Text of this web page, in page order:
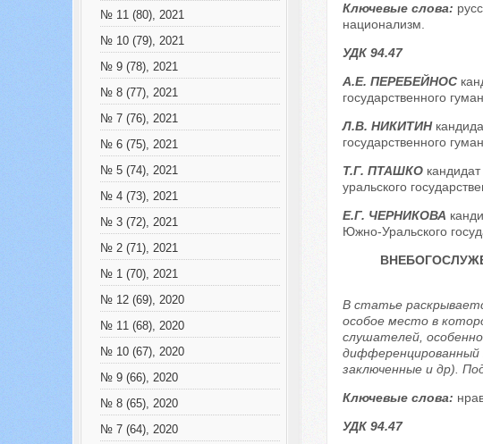
№ 11 (80), 2021
№ 10 (79), 2021
№ 9 (78), 2021
№ 8 (77), 2021
№ 7 (76), 2021
№ 6 (75), 2021
№ 5 (74), 2021
№ 4 (73), 2021
№ 3 (72), 2021
№ 2 (71), 2021
№ 1 (70), 2021
№ 12 (69), 2020
№ 11 (68), 2020
№ 10 (67), 2020
№ 9 (66), 2020
№ 8 (65), 2020
№ 7 (64), 2020
Ключевые слова:
национализм.
УДК 94.47
А.Е. ПЕРЕБЕЙНОС
государственного
Л.В. НИКИТИН
государственного
Т.Г. ПТАШКОкандидат
уральского
Е.Г. ЧЕРНИКОВА
Южно-Уральского
В статье
особое место в
слушателей,
дифференцированный
заключенные и др).
Ключевые слова:
УДК 94.47